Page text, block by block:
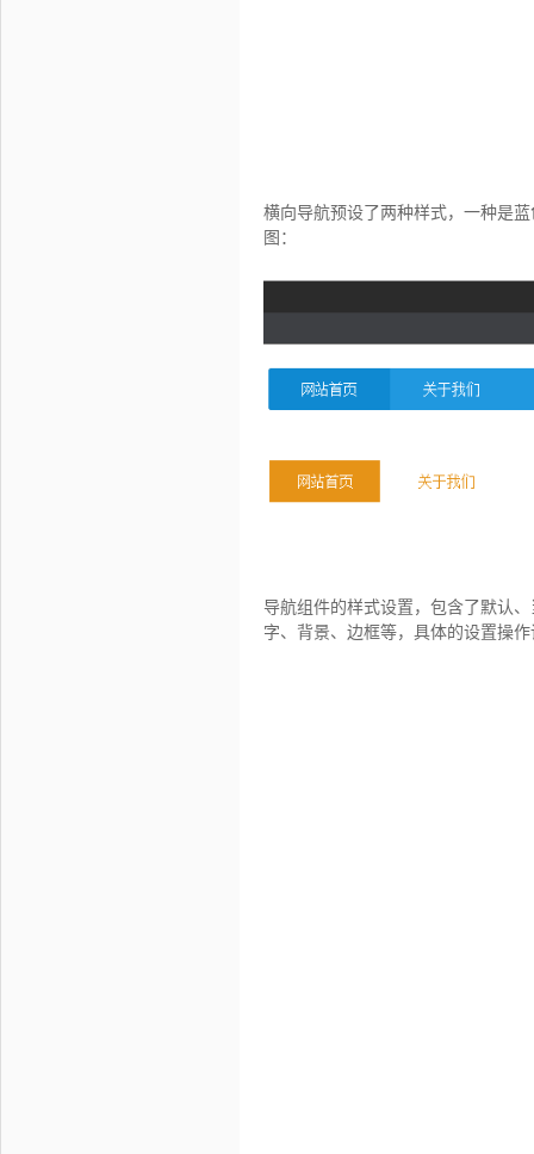
横向导航预设了两种样式，一种是
图：
导航组件的样式设置，包含了默认
字、背景、边框等，具体的设置操